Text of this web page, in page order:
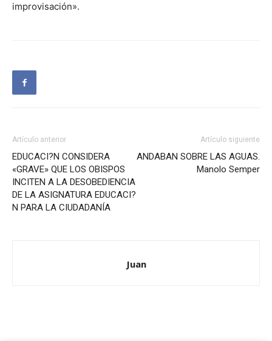
improvisación».
Artículo anterior
EDUCACI?N CONSIDERA
«GRAVE» QUE LOS OBISPOS
INCITEN A LA DESOBEDIENCIA
DE LA ASIGNATURA EDUCACI?
N PARA LA CIUDADANÍA
Artículo siguiente
ANDABAN SOBRE LAS AGUAS.
Manolo Semper
Juan